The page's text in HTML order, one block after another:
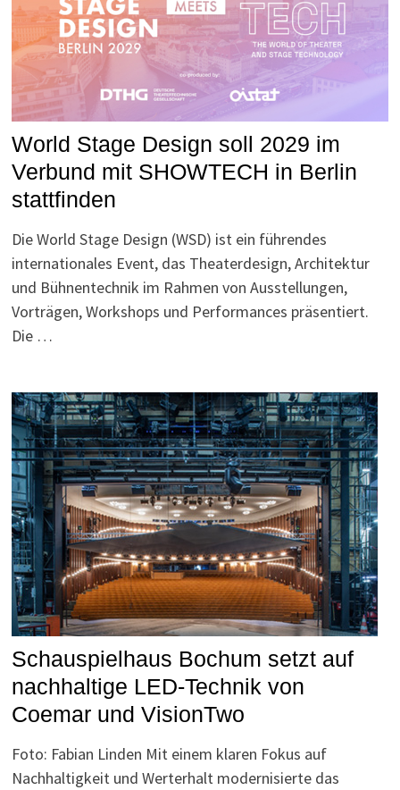
World Stage Design soll 2029 im
Verbund mit SHOWTECH in Berlin
stattfinden
Die World Stage Design (WSD) ist ein führendes
internationales Event, das Theaterdesign, Architektur
und Bühnentechnik im Rahmen von Ausstellungen,
Vorträgen, Workshops und Performances präsentiert.
Die …
Schauspielhaus Bochum setzt auf
nachhaltige LED-Technik von
Coemar und VisionTwo
Foto: Fabian Linden Mit einem klaren Fokus auf
Nachhaltigkeit und Werterhalt modernisierte das